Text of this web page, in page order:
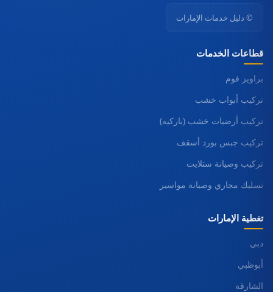
© دليل خدمات الإمارات
قطاعات الخدمات
براويز فوم
تركيب أبواب خشب
تركيب أرضيات خشب (باركيه)
تركيب جبس بورد أسقف
تركيب وصيانة ستلايت
تسليك مجاري وصيانة مواسير
تغطية الإمارات
دبي
أبوظبي
الشارقة